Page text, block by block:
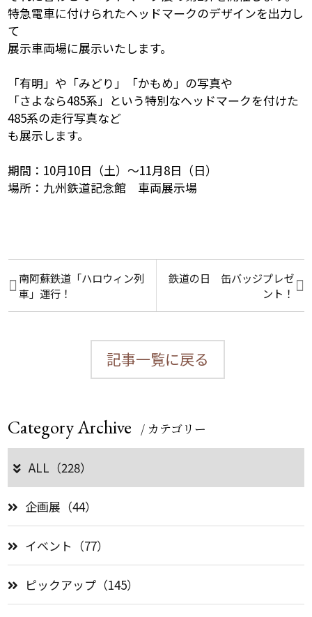
特急電車に付けられたヘッドマークのデザインを出力し
て
展示車両場に展示いたします。
「有明」や「みどり」「かもめ」の写真や
「さよなら485系」という特別なヘッドマークを付けた
485系の走行写真など
も展示します。
期間：10月10日（土）～11月8日（日）
場所：九州鉄道記念館 車両展示場
南阿蘇鉄道「ハロウィン列
車」運行！
鉄道の日 缶バッジプレゼ
ント！
記事一覧に戻る
Category Archive / カテゴリー
ALL（228）
企画展（44）
イベント（77）
ピックアップ（145）